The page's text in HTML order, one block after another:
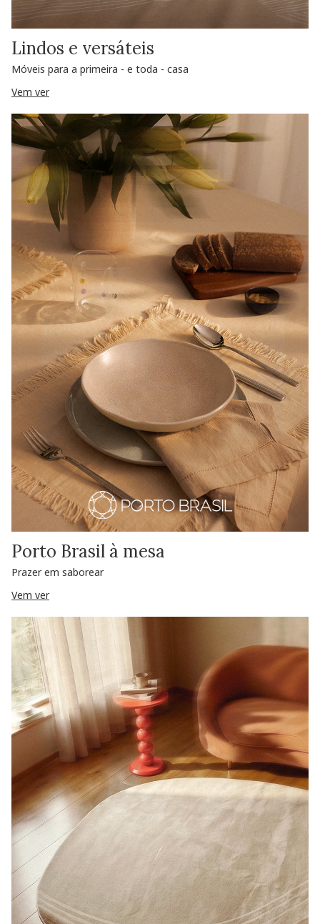
Lindos e versáteis
Móveis para a primeira - e toda - casa
Vem ver
Porto Brasil à mesa
Prazer em saborear
Vem ver